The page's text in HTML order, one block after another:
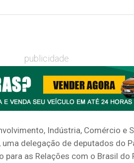
publicidade
Indústria, Comércio e
delegação de deputados do
para as Relações com o Brasil do